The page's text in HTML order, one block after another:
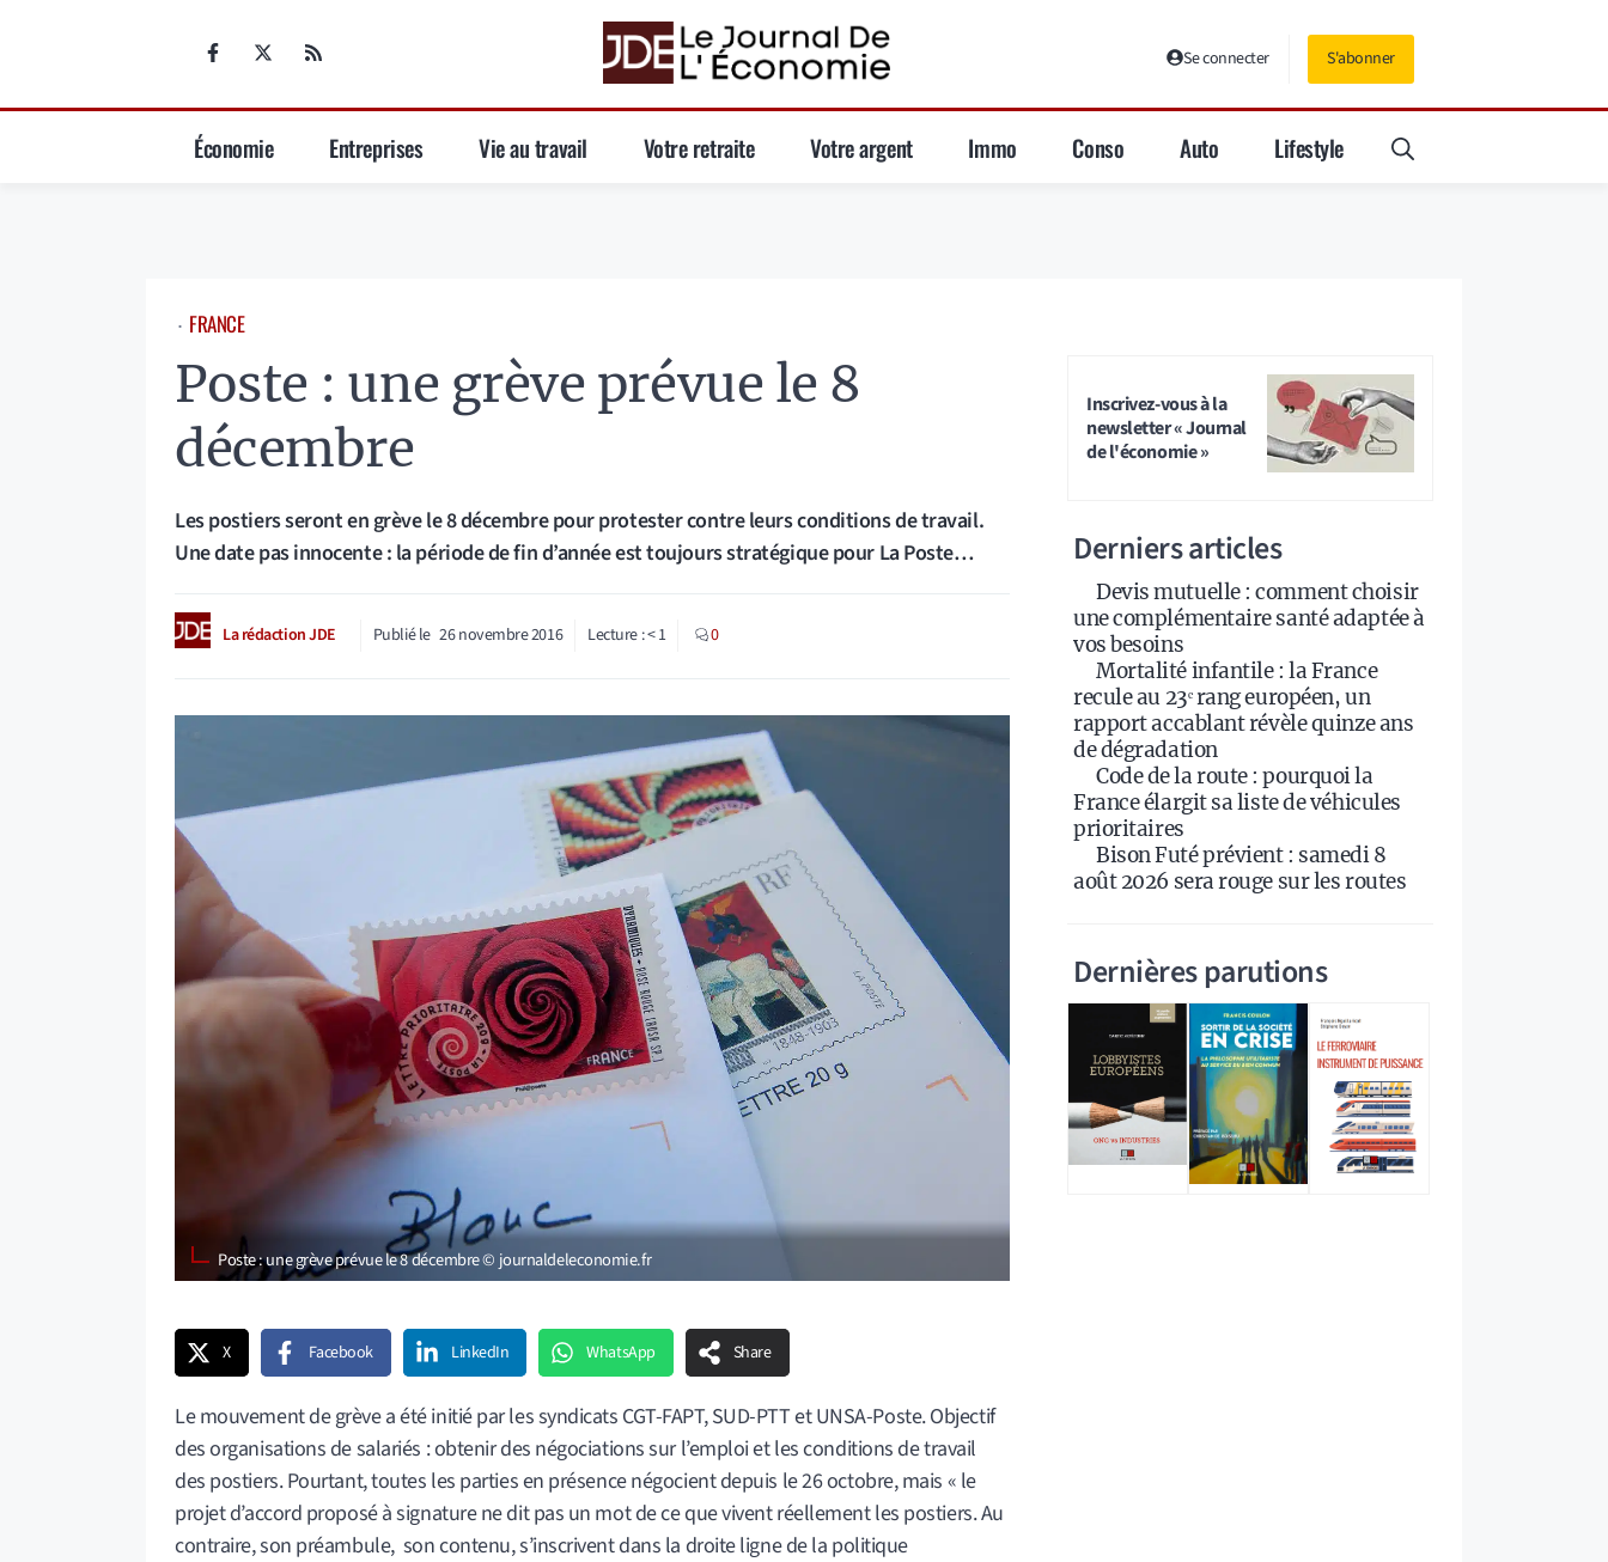
Se connecter S'abonner
Économie Entreprises Vie au travail Votre retraite Votre argent Immo Conso Auto Lifestyle
⋅ FRANCE
Poste : une grève prévue le 8
décembre
Les postiers seront en grève le 8 décembre pour protester contre leurs conditions de travail.
Une date pas innocente : la période de fin d’année est toujours stratégique pour La Poste…
La rédaction JDE Publié le 26 novembre 2016 Lecture :< 1 0
Poste : une grève prévue le 8 décembre © journaldeleconomie.fr
X Facebook LinkedIn WhatsApp Share
Le mouvement de grève a été initié par les syndicats CGT-FAPT, SUD-PTT et UNSA-Poste. Objectif
des organisations de salariés : obtenir des négociations sur l’emploi et les conditions de travail
des postiers. Pourtant, toutes les parties en présence négocient depuis le 26 octobre, mais « le
projet d’accord proposé à signature ne dit pas un mot de ce que vivent réellement les postiers. Au
contraire, son préambule, son contenu, s’inscrivent dans la droite ligne de la politique
Inscrivez-vous à la
newsletter « Journal
de l'économie »
Derniers articles
Devis mutuelle : comment choisir
une complémentaire santé adaptée à
vos besoins
Mortalité infantile : la France
recule au 23ᵉ rang européen, un
rapport accablant révèle quinze ans
de dégradation
Code de la route : pourquoi la
France élargit sa liste de véhicules
prioritaires
Bison Futé prévient : samedi 8
août 2026 sera rouge sur les routes
Dernières parutions